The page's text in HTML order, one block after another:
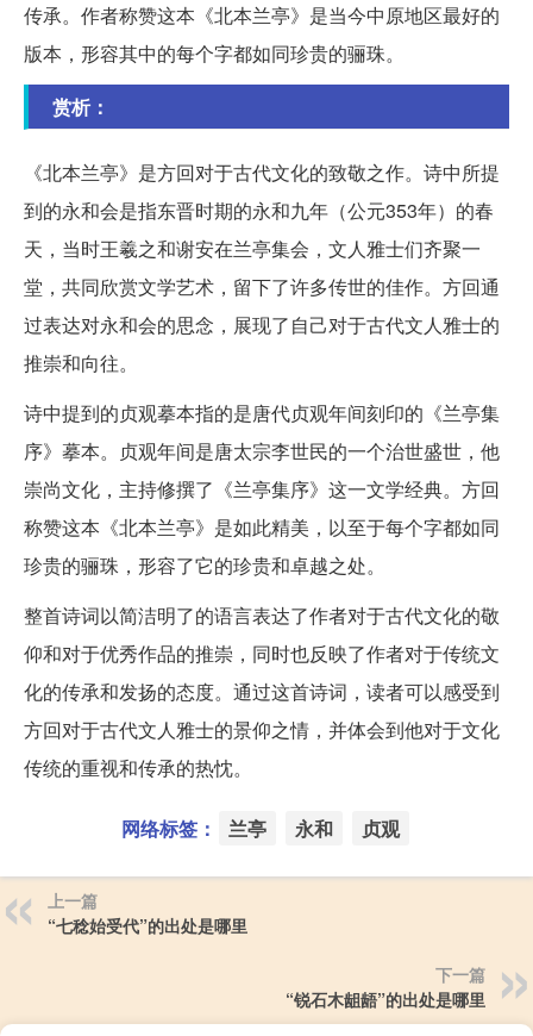
传承。作者称赞这本《北本兰亭》是当今中原地区最好的
版本，形容其中的每个字都如同珍贵的骊珠。
赏析：
《北本兰亭》是方回对于古代文化的致敬之作。诗中所提
到的永和会是指东晋时期的永和九年（公元353年）的春
天，当时王羲之和谢安在兰亭集会，文人雅士们齐聚一
堂，共同欣赏文学艺术，留下了许多传世的佳作。方回通
过表达对永和会的思念，展现了自己对于古代文人雅士的
推崇和向往。
诗中提到的贞观摹本指的是唐代贞观年间刻印的《兰亭集
序》摹本。贞观年间是唐太宗李世民的一个治世盛世，他
崇尚文化，主持修撰了《兰亭集序》这一文学经典。方回
称赞这本《北本兰亭》是如此精美，以至于每个字都如同
珍贵的骊珠，形容了它的珍贵和卓越之处。
整首诗词以简洁明了的语言表达了作者对于古代文化的敬
仰和对于优秀作品的推崇，同时也反映了作者对于传统文
化的传承和发扬的态度。通过这首诗词，读者可以感受到
方回对于古代文人雅士的景仰之情，并体会到他对于文化
传统的重视和传承的热忱。
网络标签： 兰亭 永和 贞观
上一篇
“七稔始受代”的出处是哪里
下一篇
“锐石木龃龉”的出处是哪里